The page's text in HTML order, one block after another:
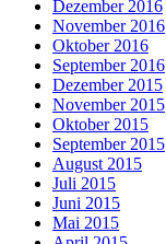
Dezember 2016
November 2016
Oktober 2016
September 2016
Dezember 2015
November 2015
Oktober 2015
September 2015
August 2015
Juli 2015
Juni 2015
Mai 2015